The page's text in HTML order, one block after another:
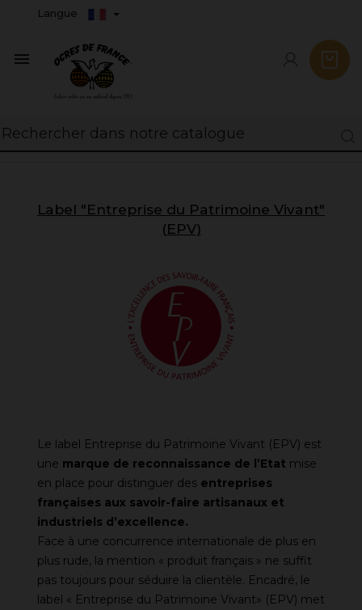
Langue

Label "Entreprise du Patrimoine Vivant"
(EPV)
Le label Entreprise du Patrimoine Vivant (EPV) est
une marque de reconnaissance de l’Etat mise
en place pour distinguer des entreprises
françaises aux savoir-faire artisanaux et
industriels d’excellence.
Face à une concurrence internationale de plus en
plus rude, la mention « produit français » ne suffit
pas toujours pour séduire la clientèle. Encadré, le
label « Entreprise du Patrimoine Vivant» (EPV) met